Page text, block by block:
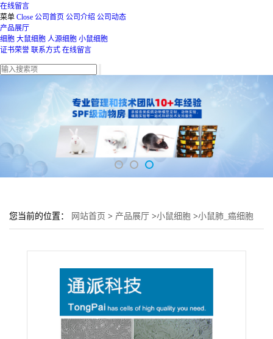
在线留言
菜单 Close 公司首页 公司介绍 公司动态
产品展厅
细胞 大鼠细胞 人源细胞 小鼠细胞
证书荣誉 联系方式 在线留言
您当前的位置： 网站首页 > 产品展厅 >小鼠细胞 >小鼠肺_癌细胞